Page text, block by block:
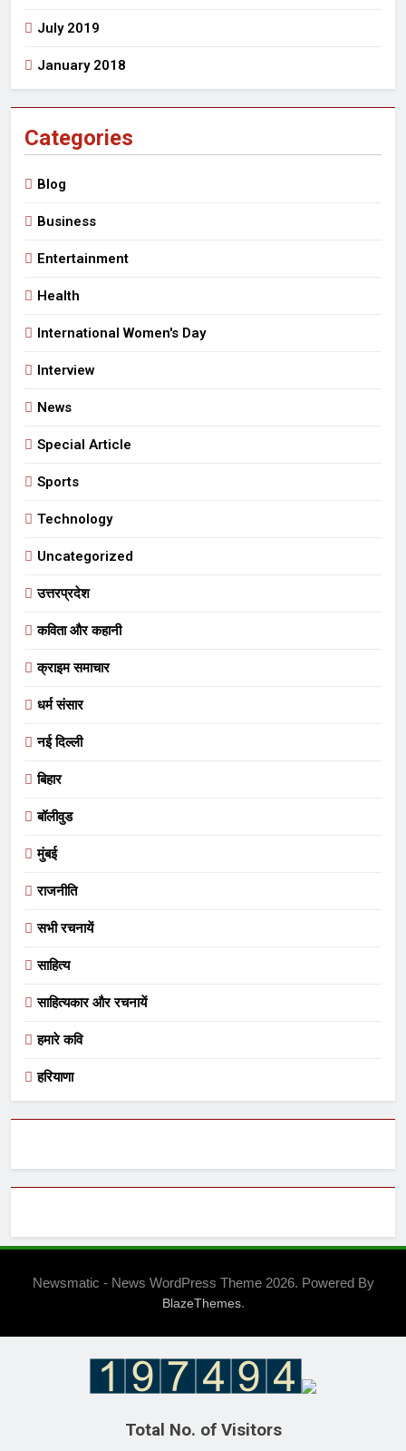
July 2019
January 2018
Categories
Blog
Business
Entertainment
Health
International Women's Day
Interview
News
Special Article
Sports
Technology
Uncategorized
उत्तरप्रदेश
कविता और कहानी
क्राइम समाचार
धर्म संसार
नई दिल्ली
बिहार
बॉलीवुड
मुंबई
राजनीति
सभी रचनायें
साहित्य
साहित्यकार और रचनायें
हमारे कवि
हरियाणा
Newsmatic - News WordPress Theme 2026. Powered By
BlazeThemes.
Total No. of Visitors